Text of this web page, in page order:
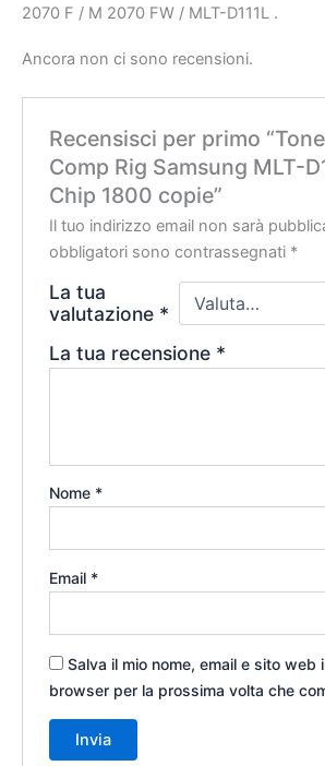
2070 F / M 2070 FW / MLT-D111L .
Ancora non ci sono recensioni.
Recensisci per primo
Comp Rig Samsung MLT-
Chip 1800 copie”
Il tuo indirizzo email non sarà
obbligatori sono contrassegnati *
La tua
valutazione *
La tua recensione *
Nome *
Email *
Salva il mio nome, email e sito web
browser per la prossima volta che